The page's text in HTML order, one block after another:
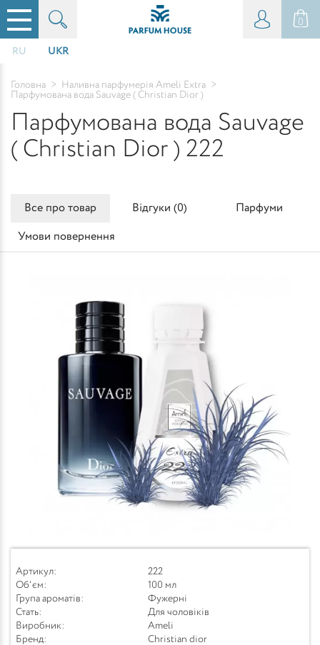
0
RU UKR
Головна > Наливна парфумерія Ameli Extra >
Парфумована вода Sauvage ( Christian Dior )
Парфумована вода Sauvage
( Christian Dior ) 222
Все про товар Відгуки (0) Парфуми
Умови повернення
Артикул:
222
Об'єм:
100 мл
Група ароматів:
Фужерні
Стать:
Для чоловіків
Виробник:
Ameli
Бренд:
Christian dior